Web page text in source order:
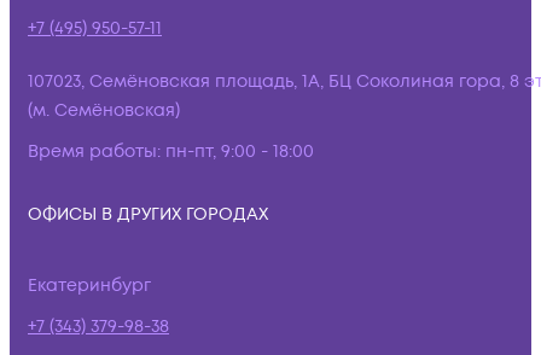
+7 (495) 950-57-11
107023, Семёновская площадь, 1А, БЦ Соколиная гора, 8
(м. Семёновская)
Время работы: пн-пт, 9:00 - 18:00
ОФИСЫ В ДРУГИХ ГОРОДАХ
Екатеринбург
+7 (343) 379-98-38